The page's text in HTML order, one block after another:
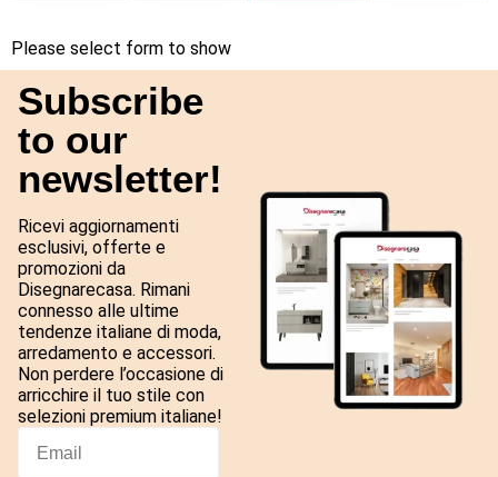
Please select form to show
Subscribe
to our
newsletter!
Ricevi aggiornamenti
esclusivi, offerte e
promozioni da
Disegnarecasa. Rimani
connesso alle ultime
tendenze italiane di moda,
arredamento e accessori.
Non perdere l’occasione di
arricchire il tuo stile con
selezioni premium italiane!